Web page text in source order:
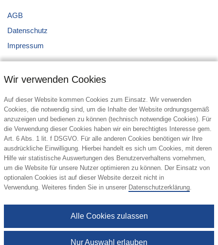
AGB
Datenschutz
Impressum
Kontakt
Howorka Werbeartikel GmbH
Klobweg 9a
1220 Wien
Österreich
Tel.: +43 1 21190-0
Wir verwenden Cookies
Auf dieser Website kommen Cookies zum Einsatz. Wir verwenden
Cookies, die notwendig sind, um die Inhalte der Website ordnungsgemäß
anzuzeigen und bedienen zu können (technisch notwendige Cookies). Für
die Verwendung dieser Cookies haben wir ein berechtigtes Interesse gem.
Art. 6 Abs. 1 lit. f DSGVO. Für alle anderen Cookies benötigen wir Ihre
ausdrückliche Einwilligung. Hierbei handelt es sich um Cookies, mit deren
Hilfe wir statistische Auswertungen des Benutzerverhaltens vornehmen,
um die Website für unsere Nutzer optimieren zu können. Der Einsatz von
optionalen Cookies ist auf dieser Website derzeit nicht in
Verwendung. Weiteres finden Sie in unserer Datenschutzerklärung.
Nur Auswahl erlauben
Alle Cookies zulassen